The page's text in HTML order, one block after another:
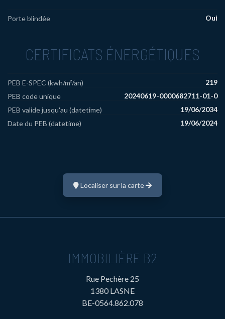
Porte blindée Oui
CERTIFICATS ÉNERGÉTIQUES
PEB E-SPEC (kwh/m²/an)
219
PEB code unique
20240619-0000682711-01-0
PEB valide jusqu'au (datetime)
19/06/2034
Date du PEB (datetime)
19/06/2024
Localiser sur la carte
IMMOBILIÈRE B2
Rue Pechère 25
1380 LASNE
BE-0564.862.078